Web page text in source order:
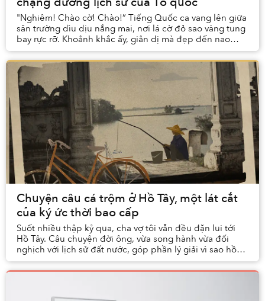
"Nghiêm! Chào cờ! Chào!” Tiếng Quốc ca vang lên giữa
sân trường dìu dịu nắng mai, nơi lá cờ đỏ sao vàng tung
bay rực rỡ. Khoảnh khắc ấy, giản dị mà đẹp đến nao
lòng. Và chính từ những sáng thứ Ha...
Chuyện câu cá trộm ở Hồ Tây, một lát cắt
của ký ức thời bao cấp
Suốt nhiều thập kỷ qua, cha vợ tôi vẫn đều đặn lui tới
Hồ Tây. Câu chuyện đời ông, vừa song hành vừa đối
nghịch với lịch sử đất nước, góp phần lý giải vì sao hồ
nước này lại có vị trí đặc biệt đến vậy...